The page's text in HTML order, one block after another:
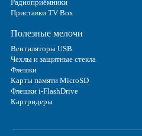
Радиоприёмники
Приставки TV Box
Полезные мелочи
Вентиляторы USB
Чехлы и защитные стекла
Флешки
Карты памяти MicroSD
Флешки i-FlashDrive
Картридеры